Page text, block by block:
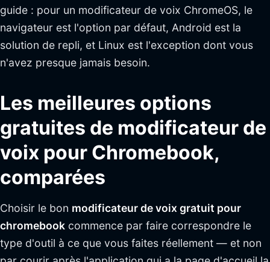
guide : pour un modificateur de voix ChromeOS, le
navigateur est l'option par défaut, Android est la
solution de repli, et Linux est l'exception dont vous
n'avez presque jamais besoin.
Les meilleures options
gratuites de modificateur de
voix pour Chromebook,
comparées
Choisir le bon modificateur de voix gratuit pour
chromebook commence par faire correspondre le
type d'outil à ce que vous faites réellement — et non